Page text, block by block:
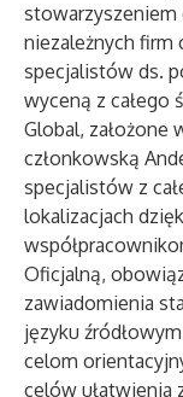
stowarzyszeniem
niezależnych firm
specjalistów ds.
wyceną z całego
Global, założone
członkowską
specjalistów z
lokalizacjach
Oficjalną,
zawiadomienia
języku
celom
celów ułatwienia